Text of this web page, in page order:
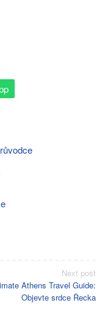
Next post
Athens Travel Guide:
Objevte srdce Řecka